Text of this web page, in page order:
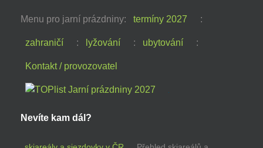
Menu pro jarní prázdniny: termíny 2027 :
zahraničí : lyžování : ubytování :
Kontakt / provozovatel
Nevíte kam dál?